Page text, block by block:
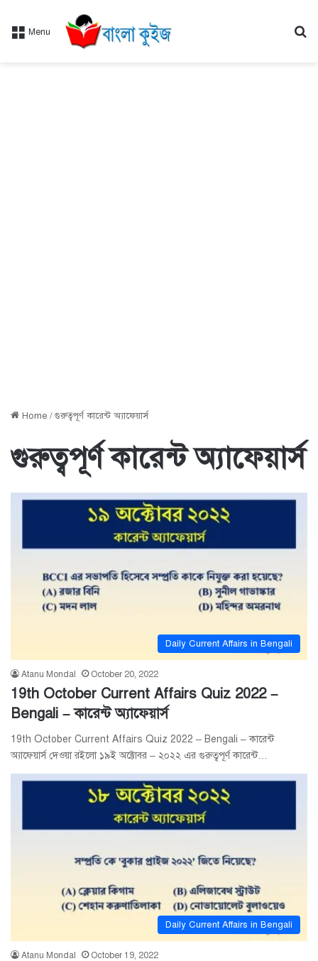
Menu
Home /গুরুত্বপূর্ণ কারেন্ট অ্যাফেয়ার্স
গুরুত্বপূর্ণ কারেন্ট অ্যাফেয়ার্স
Daily Current Affairs in Bengali
Atanu Mondal October 20, 2022
19th October Current Affairs Quiz 2022 –
Bengali – কারেন্ট অ্যাফেয়ার্স
19th October Current Affairs Quiz 2022 – Bengali – কারেন্ট
অ্যাফেয়ার্স দেওয়া রইলো ১৯ই অক্টোবর – ২০২২ এর গুরুত্বপূর্ণ কারেন্ট…
Daily Current Affairs in Bengali
Atanu Mondal October 19, 2022